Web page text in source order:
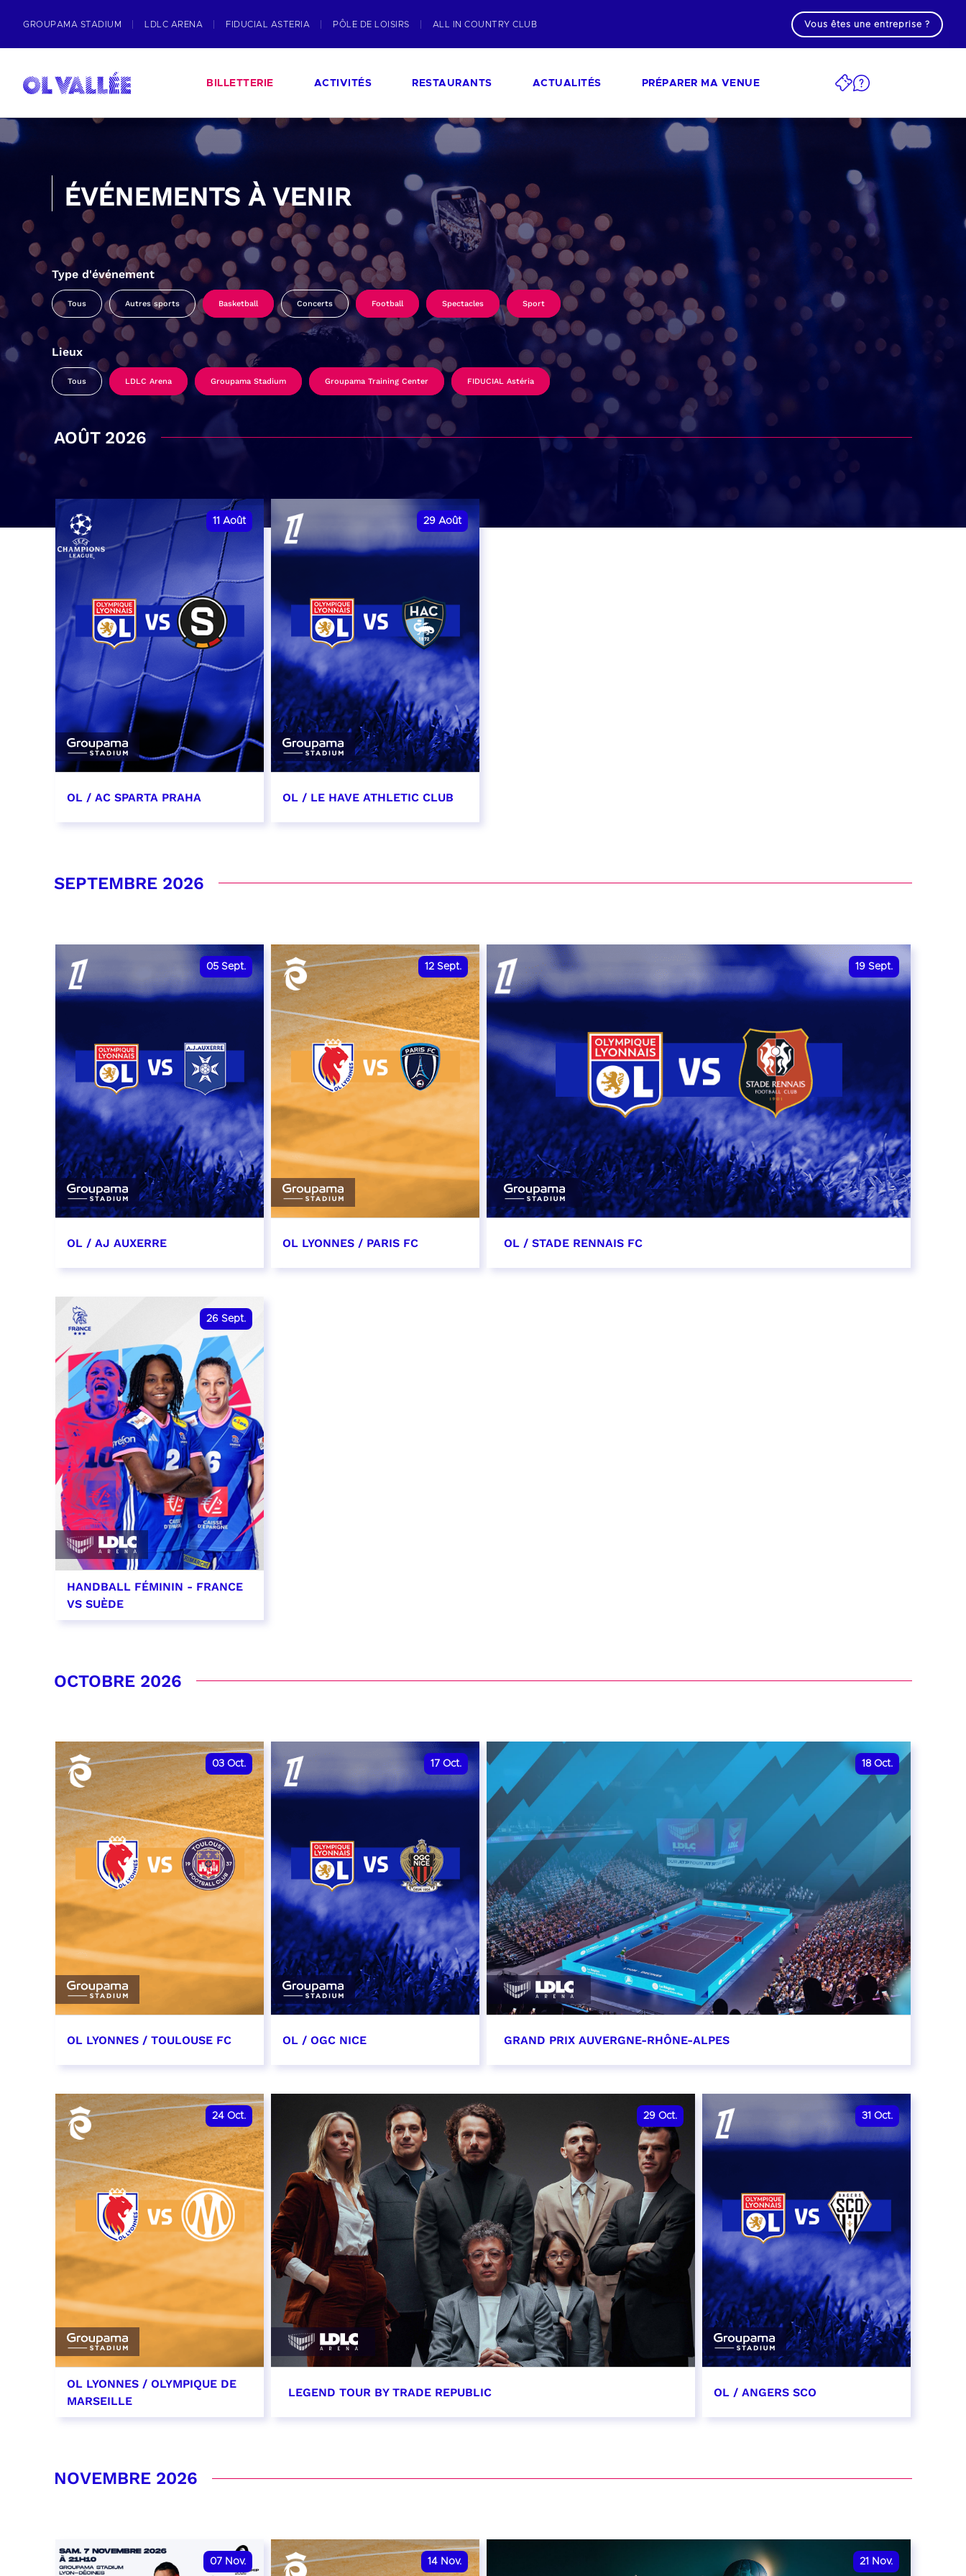
GROUPAMA STADIUM LDLC ARENA FIDUCIAL ASTERIA PÔLE DE LOISIRS ALL IN COUNTRY CLUB Vous êtes une entreprise ?
BILLETTERIE ACTIVITÉS RESTAURANTS ACTUALITÉS PRÉPARER MA VENUE
ÉVÉNEMENTS À VENIR
Type d'événement
Tous Autres sports Basketball Concerts Football Spectacles Sport
Lieux
Tous LDLC Arena Groupama Stadium Groupama Training Center FIDUCIAL Astéria
AOÛT 2026
11 Août
OL / AC SPARTA PRAHA
29 Août
OL / LE HAVE ATHLETIC CLUB
SEPTEMBRE 2026
05 Sept.
OL / AJ AUXERRE
RÉSERVER
12 Sept.
OL LYONNES / PARIS FC
19 Sept.
OL / STADE RENNAIS FC
26 Sept.
HANDBALL FÉMININ - FRANCE
VS SUÈDE
OCTOBRE 2026
03 Oct.
OL LYONNES / TOULOUSE FC
date et heure à confirmer
RÉSERVER
17 Oct.
OL / OGC NICE
date et heure à confirmer
RÉSERVER
18 Oct.
GRAND PRIX AUVERGNE-RHÔNE-ALPES
24 Oct.
OL LYONNES / OLYMPIQUE DE
MARSEILLE
RÉSERVER
29 Oct.
LEGEND TOUR BY TRADE REPUBLIC
31 Oct.
OL / ANGERS SCO
RÉSERVER
NOVEMBRE 2026
07 Nov. 14 Nov. 21 Nov.